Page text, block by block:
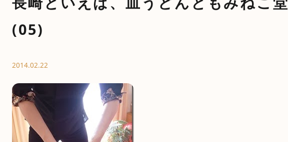
(05)
2014.02.22